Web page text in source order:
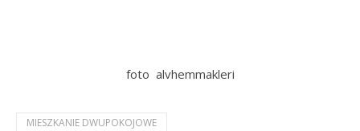
foto alvhemmakleri
MIESZKANIE DWUPOKOJOWE